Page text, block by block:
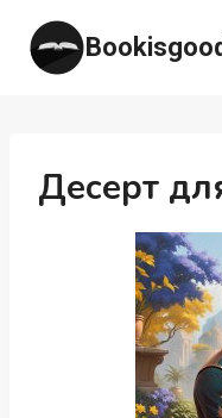
Перейти
содержимому
Десерт